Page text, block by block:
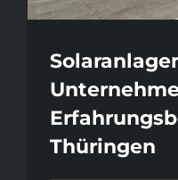
Thüringen